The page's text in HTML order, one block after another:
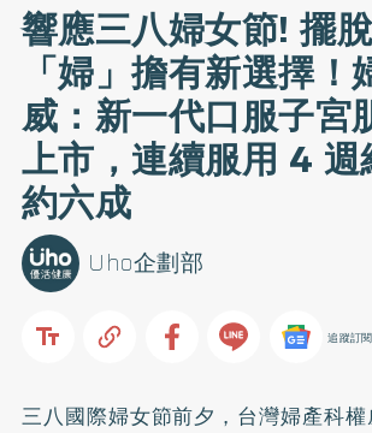
響應三八婦女節! 擺
「婦」擔有新選擇！
威：新一代口服子宮
上市，連續服用 4
約六成
Uho企劃部
追蹤訂閱
三八國際婦女節前夕，台灣婦產科